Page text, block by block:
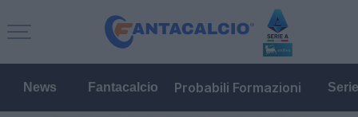
News Fantacalcio Probabili Formazioni